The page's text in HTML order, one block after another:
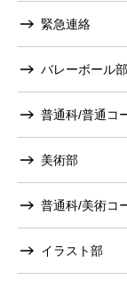
緊急連絡
バレーボール部
普通科/普通コ
美術部
普通科/美術コ
イラスト部